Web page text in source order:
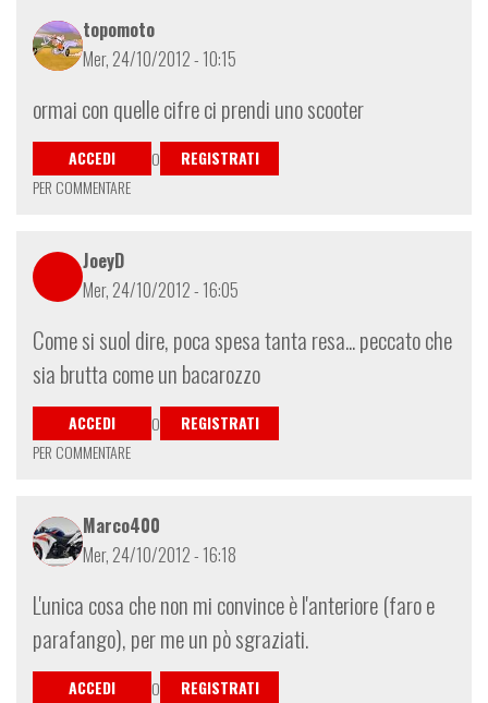
topomoto
Mer, 24/10/2012 - 10:15
ormai con quelle cifre ci prendi uno scooter
ACCEDI O
REGISTRATI
PER COMMENTARE
JoeyD
Mer, 24/10/2012 - 16:05
Come si suol dire, poca spesa tanta resa... peccato che
sia brutta come un bacarozzo
ACCEDI O
REGISTRATI
PER COMMENTARE
Marco400
Mer, 24/10/2012 - 16:18
L'unica cosa che non mi convince è l'anteriore (faro e
parafango), per me un pò sgraziati.
ACCEDI O
REGISTRATI